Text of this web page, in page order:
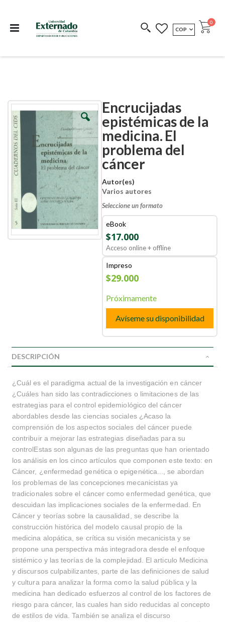
COEDICIONES REDIMIR CÓDIGO
MONEDA
COP Cart
0
Encrucijadas
epistémicas de la
medicina. El
problema del
cáncer
Autor(es)
Varios autores
Seleccione un formato
eBook
$17.000
Acceso online + offline
Impreso
$29.000
Próximamente
Avíseme su disponibilidad
Skip
to
the
end
the
images
gallery
Skip
to
the
beginning
the
images
gallery
DESCRIPCIÓN
¿Cuál es el paradigma actual de la investigación en cáncer
¿Cuáles han sido las contradicciones o limitaciones de las
estrategias para el control epidemiológico del cáncer
abordables desde las ciencias sociales ¿Acaso la
comprensión de los aspectos sociales del cáncer puede
contribuir a mejorar las estrategias diseñadas para su
controlEstas son algunas de las preguntas que han orientado
los análisis en los cinco artículos que componen este texto: en
Cáncer, ¿enfermedad genética o epigenética..., se abordan
los problemas de las concepciones mecanicistas ya
tradicionales sobre el cáncer como enfermedad genética, que
descuidan las implicaciones sociales de la enfermedad. En
Cáncer y teorías sobre la causalidad, se describe la
construcción histórica del modelo causal propio de la
medicina alopática, se crítica su visión mecanicista y se
propone una perspectiva más integradora desde el enfoque
sistémico y las teorías de la complejidad. El articulo Medicina
y discursos culpabilizantes, parte de las definiciones de salud
y cultura para analizar la forma como la salud pública y la
medicina han dedicado esfuerzos al control de los factores de
riesgo para cáncer, las cuales han sido reducidas al concepto
de estilos de vida. También se analiza el discurso